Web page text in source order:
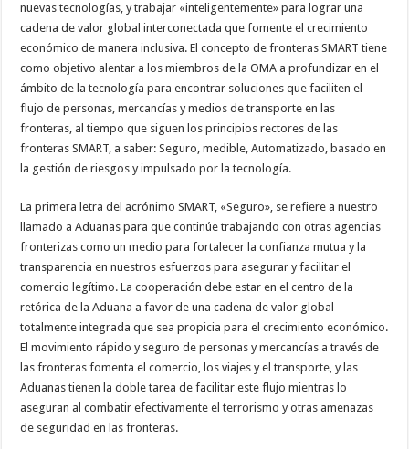
nuevas tecnologías, y trabajar «inteligentemente» para lograr una
cadena de valor global interconectada que fomente el crecimiento
económico de manera inclusiva. El concepto de fronteras SMART tiene
como objetivo alentar a los miembros de la OMA a profundizar en el
ámbito de la tecnología para encontrar soluciones que faciliten el
flujo de personas, mercancías y medios de transporte en las
fronteras, al tiempo que siguen los principios rectores de las
fronteras SMART, a saber: Seguro, medible, Automatizado, basado en
la gestión de riesgos y impulsado por la tecnología.
La primera letra del acrónimo SMART, «Seguro», se refiere a nuestro
llamado a Aduanas para que continúe trabajando con otras agencias
fronterizas como un medio para fortalecer la confianza mutua y la
transparencia en nuestros esfuerzos para asegurar y facilitar el
comercio legítimo. La cooperación debe estar en el centro de la
retórica de la Aduana a favor de una cadena de valor global
totalmente integrada que sea propicia para el crecimiento económico.
El movimiento rápido y seguro de personas y mercancías a través de
las fronteras fomenta el comercio, los viajes y el transporte, y las
Aduanas tienen la doble tarea de facilitar este flujo mientras lo
aseguran al combatir efectivamente el terrorismo y otras amenazas
de seguridad en las fronteras.